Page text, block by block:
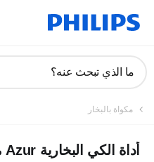
دعم
ما الذي تبحث عنه؟
مكواة بالبخار
أداة الكي البخارية Azur من السلسلة 8000